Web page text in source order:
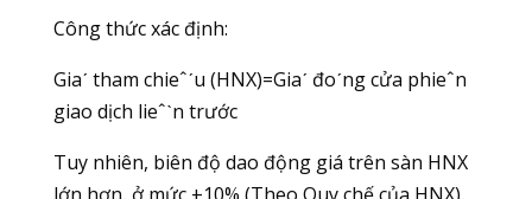
Công thức xác định:
Giaˊ tham chieˆˊu (HNX)=Giaˊ đoˊng cửa phieˆn
giao dịch lieˆˋn trước
Tuy nhiên, biên độ dao động giá trên sàn HNX